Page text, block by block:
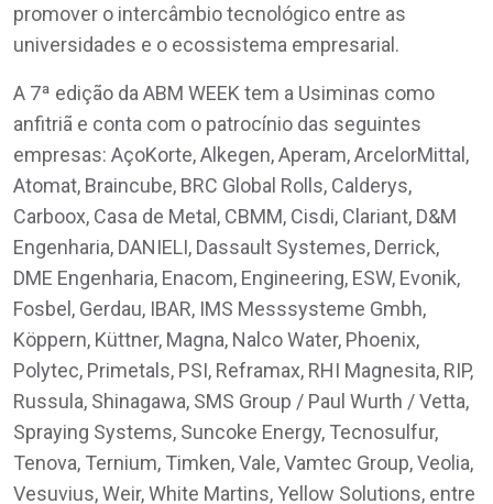
promover o intercâmbio tecnológico entre as
universidades e o ecossistema empresarial.
A 7ª edição da ABM WEEK tem a Usiminas como
anfitriã e conta com o patrocínio das seguintes
empresas: AçoKorte, Alkegen, Aperam, ArcelorMittal,
Atomat, Braincube, BRC Global Rolls, Calderys,
Carboox, Casa de Metal, CBMM, Cisdi, Clariant, D&M
Engenharia, DANIELI, Dassault Systemes, Derrick,
DME Engenharia, Enacom, Engineering, ESW, Evonik,
Fosbel, Gerdau, IBAR, IMS Messsysteme Gmbh,
Köppern, Küttner, Magna, Nalco Water, Phoenix,
Polytec, Primetals, PSI, Reframax, RHI Magnesita, RIP,
Russula, Shinagawa, SMS Group / Paul Wurth / Vetta,
Spraying Systems, Suncoke Energy, Tecnosulfur,
Tenova, Ternium, Timken, Vale, Vamtec Group, Veolia,
Vesuvius, Weir, White Martins, Yellow Solutions, entre